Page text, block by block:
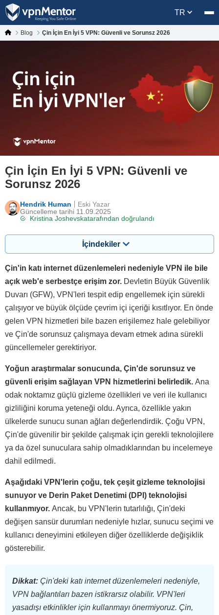
TR
Blog Çin İçin En İyi 5 VPN: Güvenli ve Sorunsz 2026
Çin İçin En İyi 5 VPN: Güvenli ve
Sorunsz 2026
Hendrik Human
Güncelleme tarihi 11.09.2025
Kristina Joshevskatarafından doğrulandı
Eski Yazar
İçindekiler
Çin'in katı internet düzenlemeleri nedeniyle VPN ile bile
açık web'e serbestçe erişim zor. Devletin Büyük Güvenlik
Duvarı (GFW), VPN'leri tespit edip engellemek için sürekli
çalışıyor ve büyük ölçüde çevrim içi içeriği kısıtlıyor. En önde
gelen VPN hizmetleri bile bazen erişilemez hale gelebiliyor
ve Çin'de sorunsuz çalışmaya devam etmek adına sürekli
güncellemeler gerektiriyor.
Yoğun araştırmalar sonucunda, Çin'de sorunsuz ve
güvenli erişim sağlayan VPN hizmetlerini belirledik. Ana
odak noktamız güçlü gizleme özellikleri ve veri ile kullanıcı
gizliliğini koruma yeteneği oldu. Ayrıca, özellikle yakın
ülkelerde sunucu sunan ağları değerlendirdik. Çoğu VPN,
Çin'de güvenilir bir şekilde çalışmak için gerekli teknolojilere
ya da özel sunuculara sahip olmadıklarından bu incelemeye
dahil edilmedi.
Aşağıdaki VPN'lerin çoğu, tek çeşit gizleme teknolojisi
sunuyor ve Derin Paket Denetimi (DPI) teknolojisi
kullanmıyor. Ancak, bu VPN'lerin tutarlılığı, Çin'deki
değişen sansür durumları nedeniyle hızlar, sunucu seçimi ve
kullanıcı deneyimini etkileyen diğer özelliklerde değişiklik
gösterebilir.
Dikkat: Çin'deki katı internet düzenlemeleri nedeniyle,
VPN bağlantıları bazen istikrarsız olabilir. VPN'leri
yasadışı etkinlikler için kullanmayı önermiyoruz. Çin,